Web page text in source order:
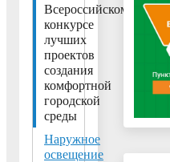
Всероссийском
конкурсе
лучших
проектов
создания
комфортной
городской
среды
Наружное
освещение
план
благоустройства
Московской
области
на
"Добродел""